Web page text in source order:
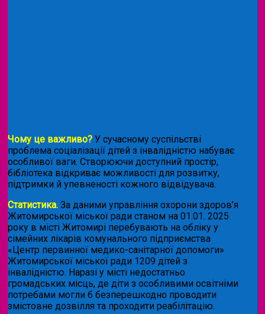
Чому це важливо? У сучасному суспільстві
проблема соціалізації дітей з інвалідністю набуває
особливої ваги. Створюючи доступний простір,
бібліотека відкриває можливості для розвитку,
підтримки й упевненості кожного відвідувача.
Статистика. За даними управління охорони здоров’я
Житомирської міської ради станом на 01.01. 2025
року в місті Житомирі перебувають на обліку у
сімейних лікарів комунального підприємства
«Центр первинної медико-санітарної допомоги»
Житомирської міської ради 1209 дітей з
інвалідністю. Наразі у місті недостатньо
громадських місць, де діти з особливими освітніми
потребами могли б безперешкодно проводити
змістовне дозвілля та проходити реабілітацію.